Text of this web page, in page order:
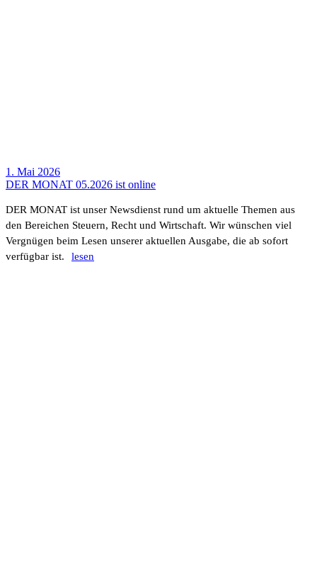
1. Mai 2026
DER MONAT 05.2026 ist online
DER MONAT ist unser News­dienst rund um aktu­elle Themen aus
den Berei­chen Steuern, Recht und Wirt­schaft. Wir wünschen viel
Vergnügen beim Lesen unserer aktu­ellen Ausgabe, die ab sofort
verfügbar ist.
lesen